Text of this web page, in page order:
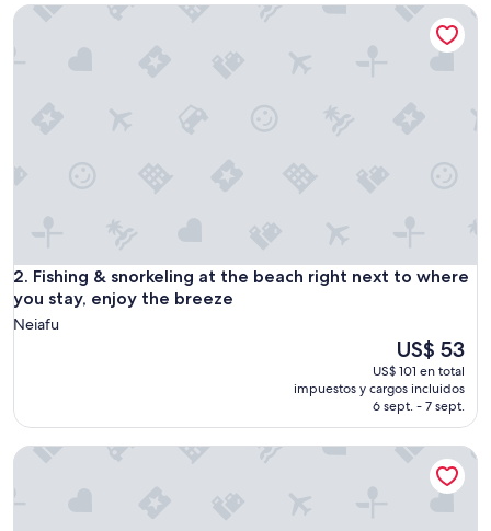
estrellas
2. Fishing & snorkeling at the beach right next to where
you stay, enjoy the breeze
Fishing & snorkeling at the beach right next to where you
Neiafu
El
precio
actual
es
de
US$ 53
US$ 53
US$ 101 en total
impuestos y cargos incluidos
6 sept. - 7 sept.
Fishing & snorkeling at the beach right next to where you
Kapeta Cabin at # 5 Kapeta Ave. Kolomotu 'a,